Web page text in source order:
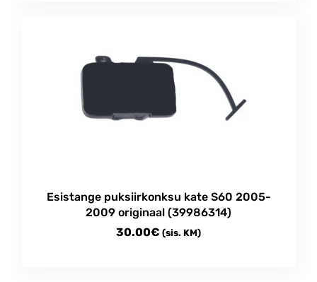
Esistange puksiirkonksu kate S60 2005-
2009 originaal (39986314)
30.00€ (sis. KM)